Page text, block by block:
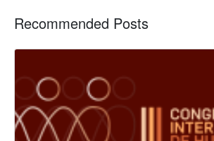
Recommended Posts